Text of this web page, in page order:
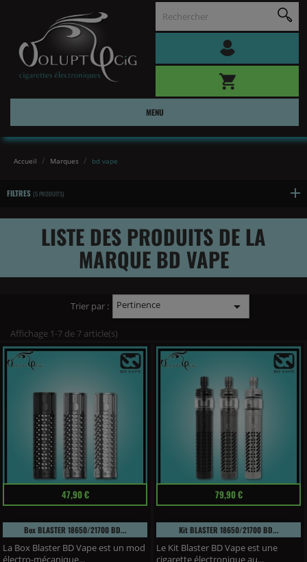
MENU
Accueil Marques bd vape
FILTRES (5 PRODUITS)
LISTE DES PRODUITS DE LA
MARQUE BD VAPE
Trier par : Pertinence 
Affichage 1-7 de 7 article(s)
Prix 47,90 €
Box BLASTER 18650/21700 BD...
La Box Blaster BD Vape est un mod
électro-mécanique...
Prix 79,90 €
Kit BLASTER 18650/21700 BD...
Le Kit Blaster BD Vape est une
cigarette électronique au...